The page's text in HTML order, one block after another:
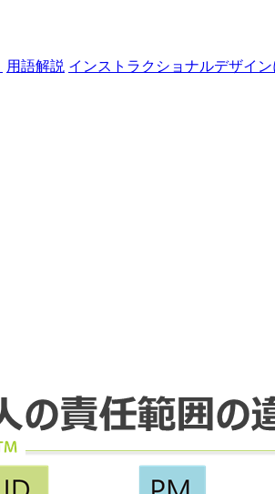
用語解説 インストラクショナルデザイ